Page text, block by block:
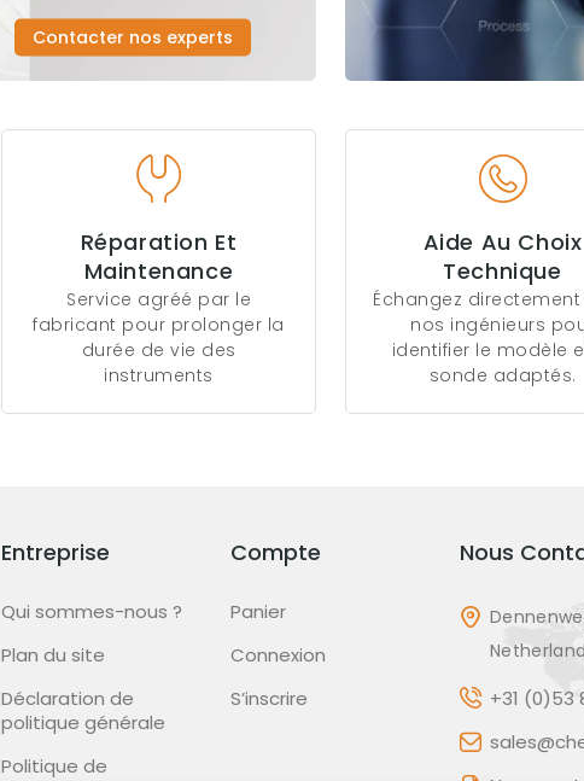
Contacter nos experts
Réparation Et
Maintenance
Service agréé par le
fabricant pour prolonger la
durée de vie des
instruments
Aide Au Choix
Technique
Échangez
nos ingénieurs
identifier le modèle
sonde adaptés.
Entreprise
Qui sommes-nous ?
Plan du site
Déclaration de
politique générale
Politique de
Compte
Panier
Connexion
S’inscrire
Nous
+31 (0)53